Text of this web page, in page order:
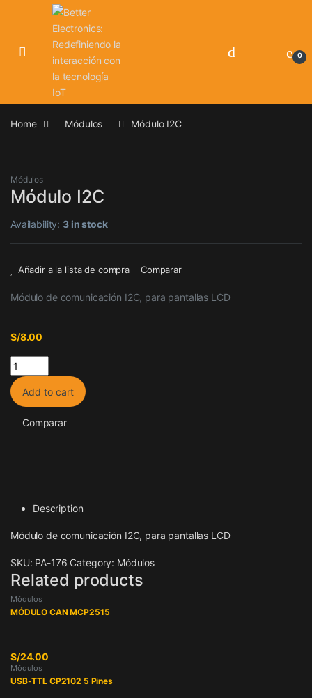
Skip to navigation
Skip to content
0
Home Módulos Módulo I2C
Módulos
Módulo I2C
Availability: 3 in stock
Añadir a la lista de compra Comparar
Módulo de comunicación I2C, para pantallas LCD
S/8.00
Módulo I2C quantity
Add to cart
Comparar
Description
Módulo de comunicación I2C, para pantallas LCD
SKU: PA-176 Category: Módulos
Related products
Módulos
MÓDULO CAN MCP2515
S/24.00
Módulos
USB-TTL CP2102 5 Pines